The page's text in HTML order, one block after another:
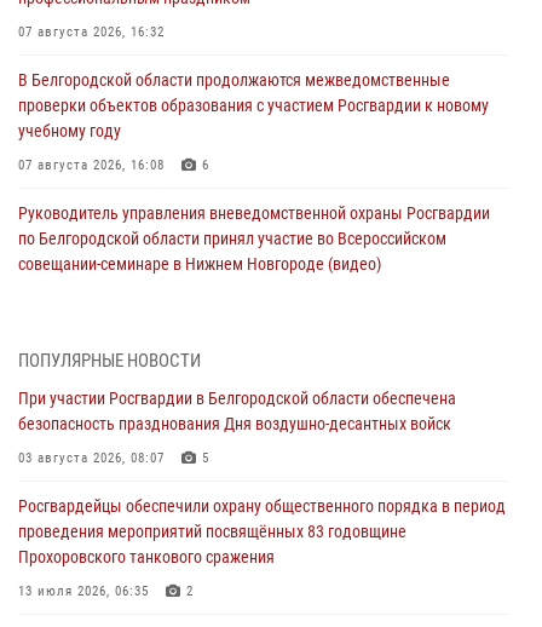
07 августа 2026, 16:32
В Белгородской области продолжаются межведомственные
проверки объектов образования с участием Росгвардии к новому
учебному году
07 августа 2026, 16:08 6
Руководитель управления вневедомственной охраны Росгвардии
по Белгородской области принял участие во Всероссийском
совещании-семинаре в Нижнем Новгороде (видео)
проникновение в детский лагерь «Солнышко»
07 августа 2026, 07:39 1
Белгородским радиослушателям рассказали о роли физической
07 августа 2026, 06:19
Подвиги героев‑росгвардейцев увековечили в новой музейной
экспозиции белгородского музея‑диорамы «Курская битва.
ПОПУЛЯРНЫЕ НОВОСТИ
При участии Росгвардии в Белгородской области обеспечена
безопасность празднования Дня воздушно-десантных войск
03 августа 2026, 08:07 5
Росгвардейцы обеспечили охрану общественного порядка в период
проведения мероприятий посвящённых 83 годовщине
Прохоровского танкового сражения
13 июля 2026, 06:35 2